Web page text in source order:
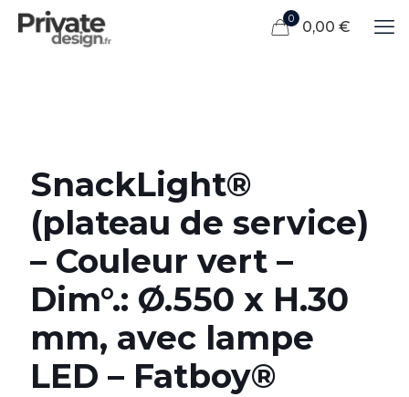
0 0,00 €
SnackLight®
(plateau de service)
– Couleur vert –
Dim°.: Ø.550 x H.30
mm, avec lampe
LED – Fatboy®